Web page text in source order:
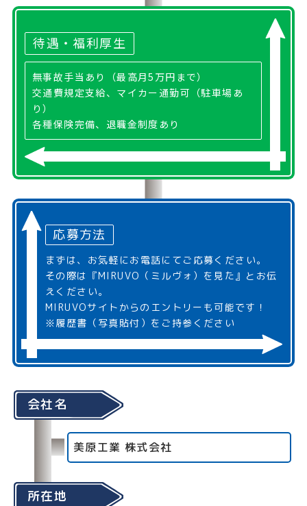
待遇・福利厚生
無事故手当あり（最高月5万円まで）
交通費規定支給、マイカー通勤可（駐車場あ
り）
各種保険完備、退職金制度あり
応募方法
まずは、お気軽にお電話にてご応募ください。
その際は『MIRUVO（ミルヴォ）を見た』とお伝
えください。
MIRUVOサイトからのエントリーも可能です！
※履歴書（写真貼付）をご持参ください
会社名
美原工業 株式会社
所在地